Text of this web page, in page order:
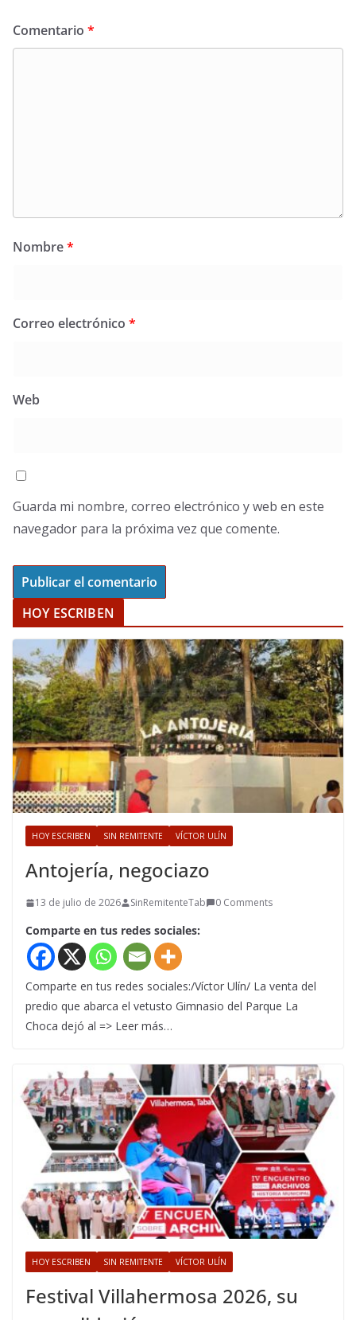
Comentario *
Nombre*
Correo electrónico *
Web
Guarda mi nombre, correo electrónico y web en este
navegador para la próxima vez que comente.
HOY ESCRIBEN
HOY ESCRIBEN SIN REMITENTE VÍCTOR ULÍN
Antojería, negociazo
13 de julio de 2026 SinRemitenteTab 0 Comments
Comparte en tus redes sociales:
Comparte en tus redes sociales:/Víctor Ulín/ La venta del
predio que abarca el vetusto Gimnasio del Parque La
Choca dejó al => Leer más…
HOY ESCRIBEN SIN REMITENTE VÍCTOR ULÍN
Festival Villahermosa 2026, su